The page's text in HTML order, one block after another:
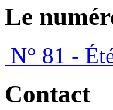
Le
N° 81 -
Contact